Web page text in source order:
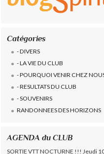
Catégories
- DIVERS
- LA VIE DU CLUB
- POURQUOI VENIR CHEZ
- RESULTATS DU CLUB
- SOUVENIRS
RANDONNEES DES HORIZONS
AGENDA du CLUB
SORTIE VTT NOCTURNE !!! Jeudi